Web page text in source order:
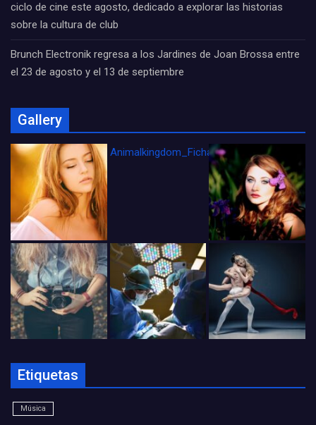
ciclo de cine este agosto, dedicado a explorar las historias
sobre la cultura de club
Brunch Electronik regresa a los Jardines de Joan Brossa entre
el 23 de agosto y el 13 de septiembre
Gallery
Animalkingdom_FichaCine
Etiquetas
Música